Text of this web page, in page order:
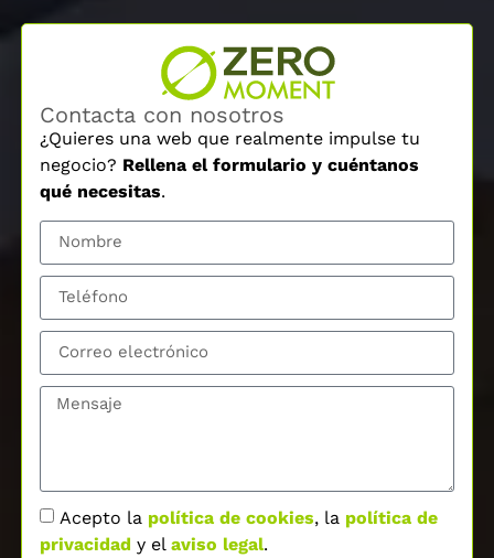
Contacta con nosotros
¿Quieres una web que realmente impulse tu
negocio? Rellena el formulario y cuéntanos
qué necesitas.
Acepto la política de cookies, la política de
privacidad y el aviso legal.